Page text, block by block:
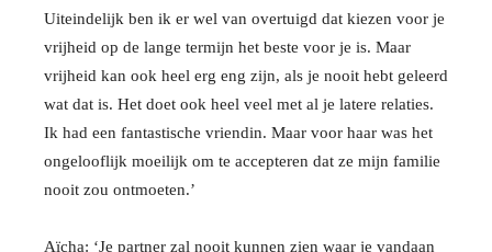
Uiteindelijk ben ik er wel van overtuigd dat kiezen voor je
vrijheid op de lange termijn het beste voor je is. Maar
vrijheid kan ook heel erg eng zijn, als je nooit hebt geleerd
wat dat is. Het doet ook heel veel met al je latere relaties.
Ik had een fantastische vriendin. Maar voor haar was het
ongelooflijk moeilijk om te accepteren dat ze mijn familie
nooit zou ontmoeten.’
Aïcha: ‘Je partner zal nooit kunnen zien waar je vandaan